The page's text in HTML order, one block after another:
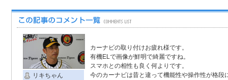
リキちゃん
カーナビの取り付けお疲れ様です。
有機ELで画像が鮮明で綺麗ですね。
スマホとの相性も良く何よりです。
今のカーナビは昔と違って機能性や操作性が格段